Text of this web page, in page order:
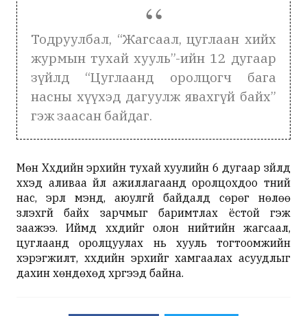
Тодруулбал, “Жагсаал, цуглаан хийх
журмын тухай хууль”-ийн 12 дугаар
зүйлд “Цуглаанд оролцогч бага
насны хүүхэд дагуулж явахгүй байх”
гэж заасан байдаг.
Мөн Хүүхдийн эрхийн тухай хуулийн 6 дугаар зүйлд
хүүхэд аливаа үйл ажиллагаанд оролцохдоо түүний
нас, эрүүл мэнд, аюулгүй байдалд сөрөг нөлөө
үзүүлэхгүй байх зарчмыг баримтлах ёстой гэж
заажээ. Иймд хүүхдийг олон нийтийн жагсаал,
цуглаанд оролцуулах нь хууль тогтоомжийн
хэрэгжилт, хүүхдийн эрхийг хамгаалах асуудлыг
дахин хөндөхөд хүргээд байна.